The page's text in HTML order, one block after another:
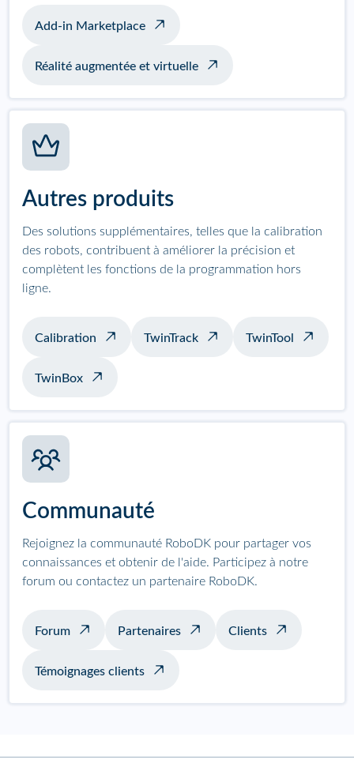
Add-in Marketplace
Réalité augmentée et virtuelle
Autres produits
Des solutions supplémentaires, telles que la calibration
des robots, contribuent à améliorer la précision et
complètent les fonctions de la programmation hors
ligne.
Calibration TwinTrack TwinTool
TwinBox
Communauté
Rejoignez la communauté RoboDK pour partager vos
connaissances et obtenir de l'aide. Participez à notre
forum ou contactez un partenaire RoboDK.
Forum Partenaires Clients
Témoignages clients